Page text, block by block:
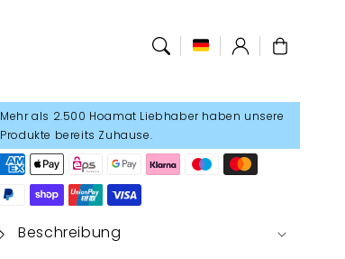
Anmelden
Warenkorb
Mehr als 2.500 Hoamat Liebhaber haben unsere
Produkte bereits Zuhause.
Beschreibung